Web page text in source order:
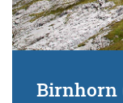
Birnhorn